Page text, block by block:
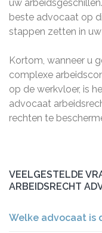
uw
beste advocaat op
stappen zetten in
Kortom, wanneer u
complexe
op de werkvloer, is
advocaat
rechten te
VEELGESTELDE
ARBEIDSRECHT
Welke advocaat is